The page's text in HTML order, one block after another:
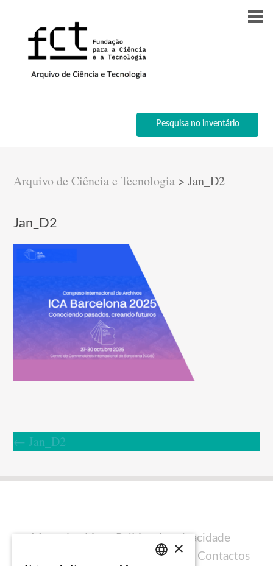
Pesquisa no inventário
Arquivo de Ciência e Tecnologia >Jan_D2
Jan_D2
← Jan_D2
Mapa do sítio
Política de privacidade
Ficha técnica Contactos
×